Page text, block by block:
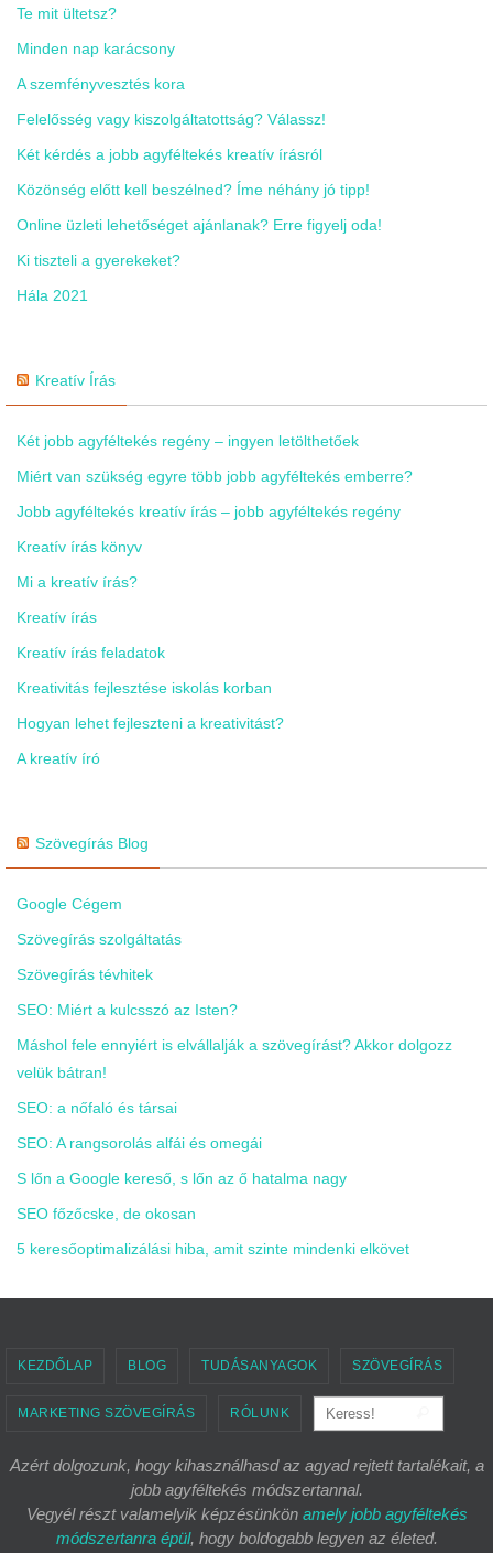
Te mit ültetsz?
Minden nap karácsony
A szemfényvesztés kora
Felelősség vagy kiszolgáltatottság? Válassz!
Két kérdés a jobb agyféltekés kreatív írásról
Közönség előtt kell beszélned? Íme néhány jó tipp!
Online üzleti lehetőséget ajánlanak? Erre figyelj oda!
Ki tiszteli a gyerekeket?
Hála 2021
Kreatív Írás
Két jobb agyféltekés regény – ingyen letölthetőek
Miért van szükség egyre több jobb agyféltekés emberre?
Jobb agyféltekés kreatív írás – jobb agyféltekés regény
Kreatív írás könyv
Mi a kreatív írás?
Kreatív írás
Kreatív írás feladatok
Kreativitás fejlesztése iskolás korban
Hogyan lehet fejleszteni a kreativitást?
A kreatív író
Szövegírás Blog
Google Cégem
Szövegírás szolgáltatás
Szövegírás tévhitek
SEO: Miért a kulcsszó az Isten?
Máshol fele ennyiért is elvállalják a szövegírást? Akkor dolgozz
velük bátran!
SEO: a nőfaló és társai
SEO: A rangsorolás alfái és omegái
S lőn a Google kereső, s lőn az ő hatalma nagy
SEO főzőcske, de okosan
5 keresőoptimalizálási hiba, amit szinte mindenki elkövet
KEZDŐLAP BLOG TUDÁSANYAGOK SZÖVEGÍRÁS
MARKETING SZÖVEGÍRÁS RÓLUNK
Azért dolgozunk, hogy kihasználhasd az agyad rejtett tartalékait, a
jobb agyféltekés módszertannal.
Vegyél részt valamelyik képzésünkön amely jobb agyféltekés
módszertanra épül, hogy boldogabb legyen az életed.